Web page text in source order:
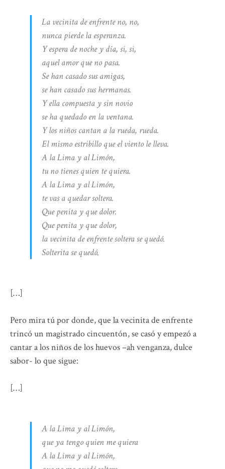
La vecinita de enfrente no, no,
nunca pierde la esperanza.
Y espera de noche y día, si, si,
aquel amor que no pasa.
Se han casado sus amigas,
se han casado sus hermanas.
Y ella compuesta y sin novio
se ha quedado en la ventana.
Y los niños cantan a la rueda, rueda.
El mismo estribillo que el viento le lleva.
A la Lima y al Limón,
tu no tienes quien te quiera.
A la Lima y al Limón,
te vas a quedar soltera.
Que penita y que dolor.
Que penita y que dolor,
la vecinita de enfrente soltera se quedó.
Solterita se quedó.
[…]
Pero mira tú por donde, que la vecinita de enfrente
trincó un magistrado cincuentón, se casó y empezó a
cantar a los niños de los huevos –ah venganza, dulce
sabor- lo que sigue:
[…]
A la Lima y al Limón,
que ya tengo quien me quiera
A la Lima y al Limón,